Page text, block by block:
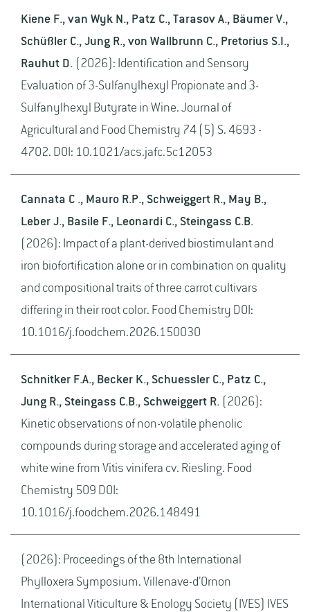
Kiene F., van Wyk N., Patz C., Tarasov A., Bäumer V.,
Schüßler C., Jung R., von Wallbrunn C., Pretorius S.I.,
Rauhut D.
(2026): Identification and Sensory
Evaluation of 3-Sulfanylhexyl Propionate and 3-
Sulfanylhexyl Butyrate in Wine. Journal of
Agricultural and Food Chemistry 74 (5) S. 4693 -
4702. DOI: 10.1021/acs.jafc.5c12053
Cannata C ., Mauro R.P., Schweiggert R., May B.,
Leber J., Basile F., Leonardi C., Steingass C.B.
(2026): Impact of a plant-derived biostimulant and
iron biofortification alone or in combination on quality
and compositional traits of three carrot cultivars
differing in their root color. Food Chemistry DOI:
10.1016/j.foodchem.2026.150030
Schnitker F.A., Becker K., Schuessler C., Patz C.,
Jung R., Steingass C.B., Schweiggert R.
(2026):
Kinetic observations of non-volatile phenolic
compounds during storage and accelerated aging of
white wine from Vitis vinifera cv. Riesling. Food
Chemistry 509 DOI:
10.1016/j.foodchem.2026.148491
(2026): Proceedings of the 8th International
Phylloxera Symposium. Villenave-d’Ornon
International Viticulture & Enology Society (IVES) IVES